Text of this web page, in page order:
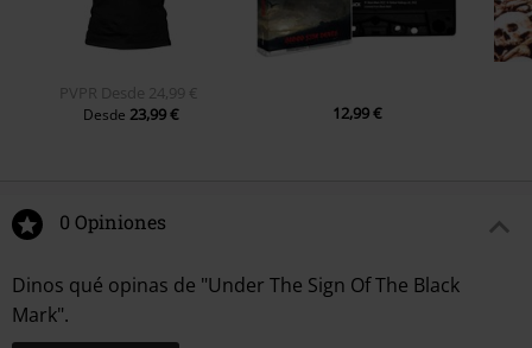
PVPR Desde 24,99 €
Desde 23,99 € 12,99 €
0 Opiniones
Dinos qué opinas de "Under The Sign Of The Black
Mark".